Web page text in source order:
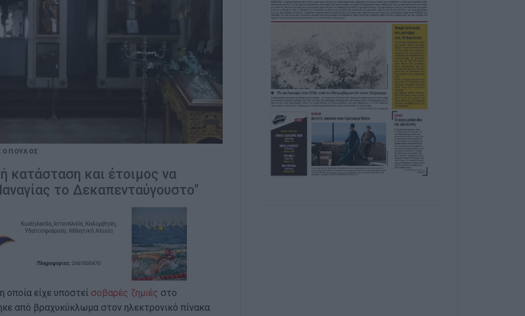
κατάσταση και έτοιμος να
το Δεκαπενταύγουστο"
είχε υποστεί σοβαρές ζημιές στο
από βραχυκύκλωμα στον ηλεκτρονικό πίνακα